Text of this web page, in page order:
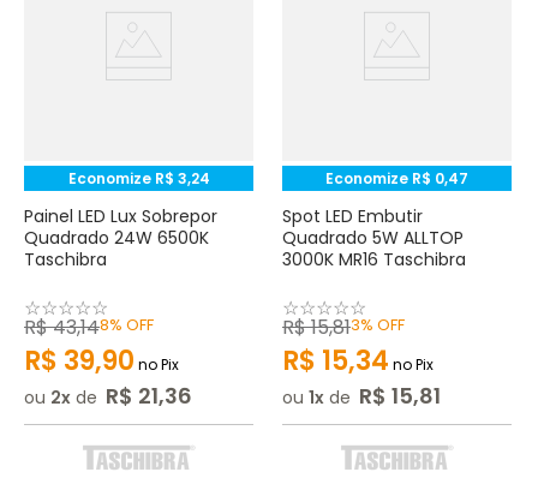
Economize R$ 3,24
Painel LED Lux Sobrepor
Quadrado 24W 6500K
Taschibra
☆☆☆☆☆
R$43,148% OFF
R$ 39,90 no Pix
ou 2 de R$ 21,36
Economize R$ 0,47
Spot LED Embutir
Quadrado 5W ALLTOP
3000K MR16 Taschibra
☆☆☆☆☆
R$15,813% OFF
R$ 15,34 no Pix
ou 1 de R$ 15,81